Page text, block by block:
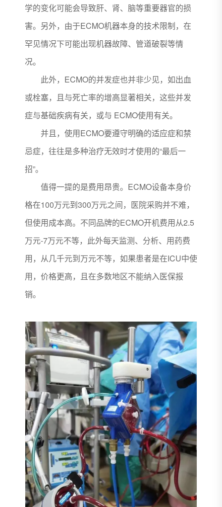
学的变化可能会导致肝、肾、脑等重要器官的损
害。另外，由于ECMO机器本身的技术限制，在
罕见情况下可能出现机器故障、管道破裂等情
况。
此外，ECMO的并发症也并非少见，如出血
或栓塞，且与死亡率的增高显著相关，这些并发
症与基础疾病有关，或与 ECMO使用有关。
并且，使用ECMO要遵守明确的适应症和禁
忌症，往往是多种治疗无效时才使用的“最后一
招”。
值得一提的是费用昂贵。ECMO设备本身价
格在100万元到300万元之间，医院采购并不难，
但使用成本高。不同品牌的ECMO开机费用从2.5
万元-7万元不等，此外每天监测、分析、用药费
用，从几千元到万元不等，如果患者是在ICU中使
用，价格更高，且在多数地区不能纳入医保报
销。